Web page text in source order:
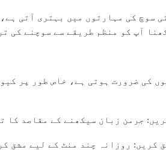
سوچ کی مہارتوں میں بہتری آتی
آپ کو منظم طریقے سے سوچنے کی
کی ضرورت ہوتی ہے، خاص طور پر
کریں: جرمن زبان سیکھنے کے مقاصد
کریں: روزانہ چند منٹ کے لیے